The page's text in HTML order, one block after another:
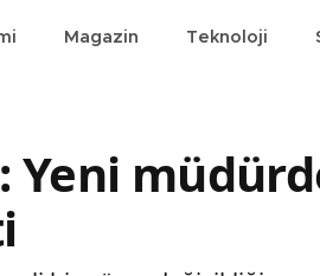
Magazin Teknoloji